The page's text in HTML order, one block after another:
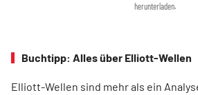
herunterladen.
Buchtipp: Alles über Elliott-Wellen
Elliott-Wellen sind mehr als ein